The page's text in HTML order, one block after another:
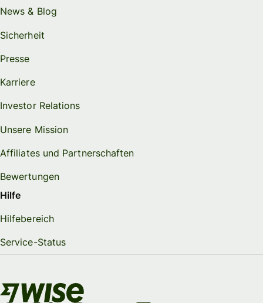
News & Blog
Sicherheit
Presse
Karriere
Investor Relations
Unsere Mission
Affiliates und Partnerschaften
Bewertungen
Hilfe
Hilfebereich
Service-Status